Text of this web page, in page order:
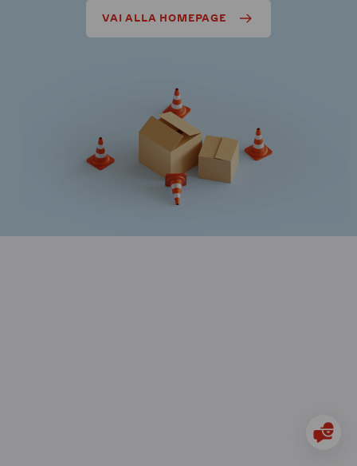
VAI ALLA HOMEPAGE